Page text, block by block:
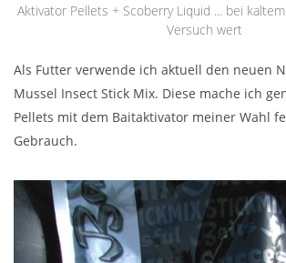
Aktivator Pellets + Scoberry Liquid ... bei
Versuch wert
Als Futter verwende ich aktuell den neuen
Mussel Insect Stick Mix. Diese mache ich
Pellets mit dem Baitaktivator meiner Wahl
Gebrauch.